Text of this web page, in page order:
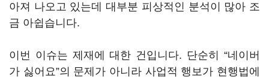
아져 나오고 있는데 대부분 피상적인 분석이 많아 조
금 아쉽습니다.
이번 이슈는 제재에 대한 건입니다. 단순히 “네이버
가 싫어요”의 문제가 아니라 사업적 행보가 현행법에